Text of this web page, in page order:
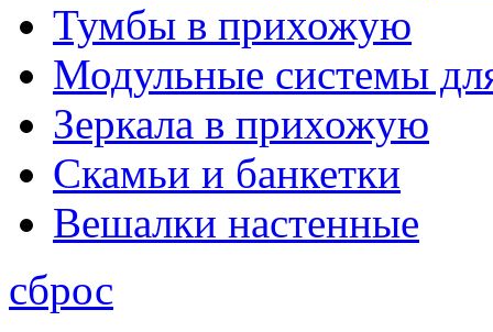
Тумбы в прихожую
Модульные системы
Зеркала в прихожую
Скамьи и банкетки
Вешалки настенные
сброс